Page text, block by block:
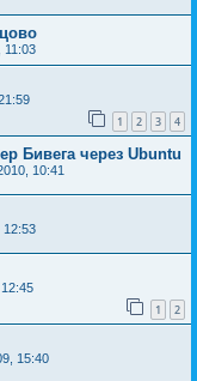
11:03
1 2 3 4
Бивега через Ubuntu
10:41
12:53
1 2
15:40